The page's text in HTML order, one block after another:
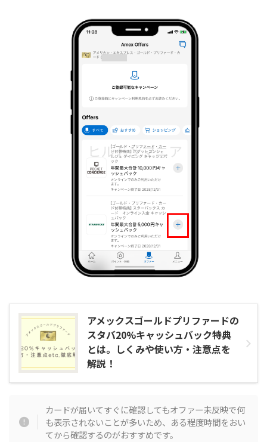
アメックスゴールドプリファードの
スタバ20%キャッシュバック特典
とは。しくみや使い方・注意点を
解説！
カードが届いてすぐに確認してもオファー未反映で何
も表示されないことが多いため、ある程度時間をおい
てから確認するのがおすすめです。